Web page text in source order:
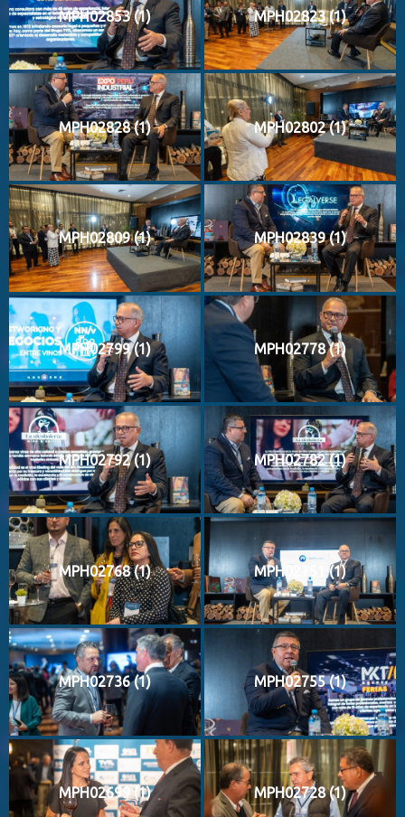
MPH02853 (1) MPH02823 (1)
MPH02828 (1) MPH02802 (1)
MPH02809 (1) MPH02839 (1)
MPH02799 (1) MPH02778 (1)
MPH02792 (1) MPH02782 (1)
MPH02768 (1) MPH02751 (1)
MPH02736 (1) MPH02755 (1)
MPH02699 (1) MPH02728 (1)